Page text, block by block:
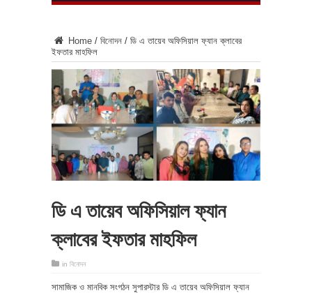
Home / বিনোদন / ডি এ তায়েব অফিসিয়াল ফ্যান ক্লাবের
ইফতার মাহফিল
ডি এ তায়েব অফিসিয়াল ফ্যান
ক্লাবের ইফতার মাহফিল
in বিনোদন
সামাজিক ও মানবিক সংগঠন সুপারস্টার ডি এ তায়েব অফিসিয়াল ফ্যান